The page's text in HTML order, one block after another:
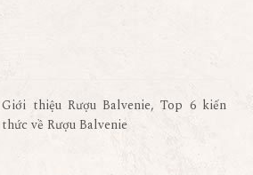
Giới thiệu Rượu Balvenie, Top 6 kiến
thức về Rượu Balvenie